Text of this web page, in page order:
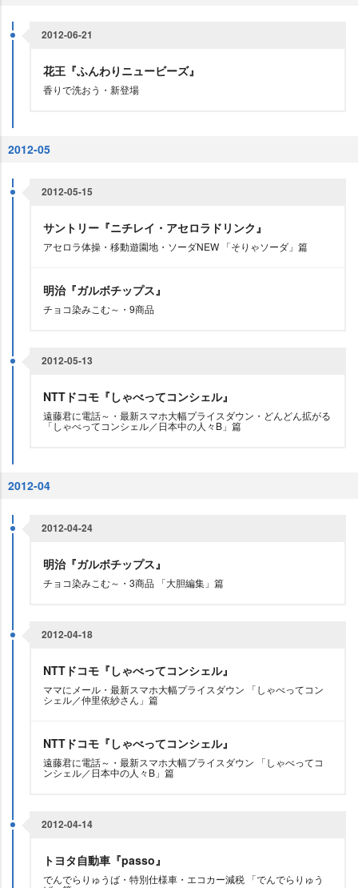
2012-06-21
花王『ふんわりニュービーズ』
香りで洗おう・新登場
2012-05
2012-05-15
サントリー『ニチレイ・アセロラドリンク』
アセロラ体操・移動遊園地・ソーダNEW 「そりゃソーダ」篇
明治『ガルボチップス』
チョコ染みこむ～・9商品
2012-05-13
NTTドコモ『しゃべってコンシェル』
遠藤君に電話～・最新スマホ大幅プライスダウン・どんどん拡がる
「しゃべってコンシェル／日本中の人々B」篇
2012-04
2012-04-24
明治『ガルボチップス』
チョコ染みこむ～・3商品 「大胆編集」篇
2012-04-18
NTTドコモ『しゃべってコンシェル』
ママにメール・最新スマホ大幅プライスダウン 「しゃべってコン
シェル／仲里依紗さん」篇
NTTドコモ『しゃべってコンシェル』
遠藤君に電話～・最新スマホ大幅プライスダウン 「しゃべってコ
ンシェル／日本中の人々B」篇
2012-04-14
トヨタ自動車『passo』
でんでらりゅうば・特別仕様車・エコカー減税 「でんでらりゅう